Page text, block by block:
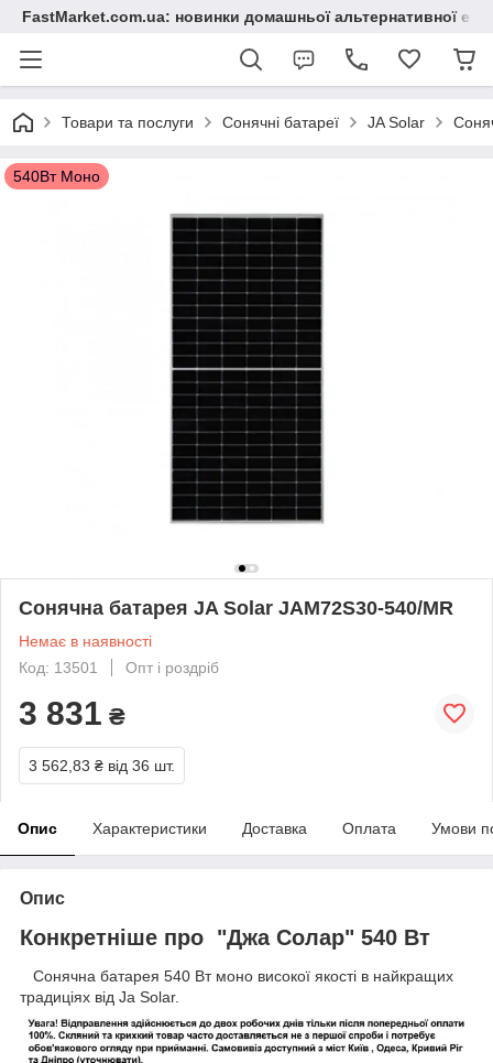
FastMarket.com.ua: новинки домашньої альтернативної
Товари та послуги Сонячні батареї JA Solar
540Вт Моно
Сонячна батарея JA Solar JAM72S30-540/MR
Немає в наявності
Код: 13501
Опт і роздріб
3 831 ₴
3 562,83 ₴ від 36 шт.
Опис Характеристики Доставка Оплата Умови
Опис
Конкретніше про "Джа Солар" 540 Вт
Сонячна батарея 540 Вт моно високої якості в найкращих
традиціях від Ja Solar.